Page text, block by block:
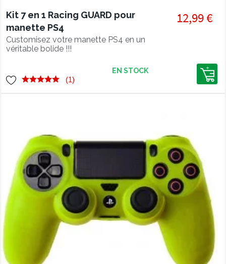
Kit 7 en 1 Racing GUARD pour
manette PS4
Customisez votre manette PS4 en un
véritable bolide !!!
12,99 €
(1)
EN STOCK